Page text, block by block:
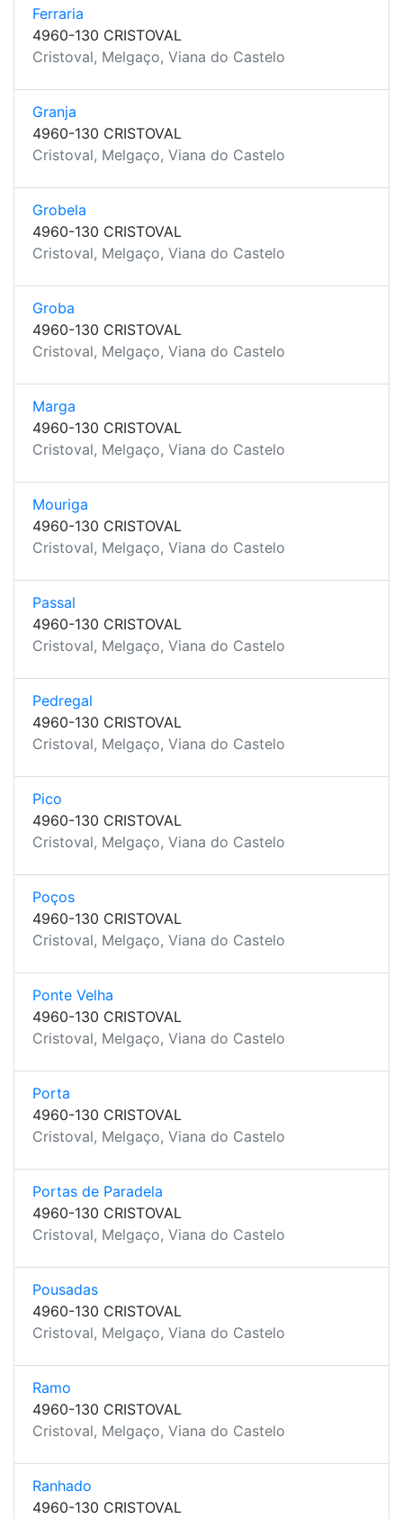
Ferraria
4960-130 CRISTOVAL
Cristoval, Melgaço, Viana do Castelo
Granja
4960-130 CRISTOVAL
Cristoval, Melgaço, Viana do Castelo
Grobela
4960-130 CRISTOVAL
Cristoval, Melgaço, Viana do Castelo
Groba
4960-130 CRISTOVAL
Cristoval, Melgaço, Viana do Castelo
Marga
4960-130 CRISTOVAL
Cristoval, Melgaço, Viana do Castelo
Mouriga
4960-130 CRISTOVAL
Cristoval, Melgaço, Viana do Castelo
Passal
4960-130 CRISTOVAL
Cristoval, Melgaço, Viana do Castelo
Pedregal
4960-130 CRISTOVAL
Cristoval, Melgaço, Viana do Castelo
Pico
4960-130 CRISTOVAL
Cristoval, Melgaço, Viana do Castelo
Poços
4960-130 CRISTOVAL
Cristoval, Melgaço, Viana do Castelo
Ponte Velha
4960-130 CRISTOVAL
Cristoval, Melgaço, Viana do Castelo
Porta
4960-130 CRISTOVAL
Cristoval, Melgaço, Viana do Castelo
Portas de Paradela
4960-130 CRISTOVAL
Cristoval, Melgaço, Viana do Castelo
Pousadas
4960-130 CRISTOVAL
Cristoval, Melgaço, Viana do Castelo
Ramo
4960-130 CRISTOVAL
Cristoval, Melgaço, Viana do Castelo
Ranhado
4960-130 CRISTOVAL